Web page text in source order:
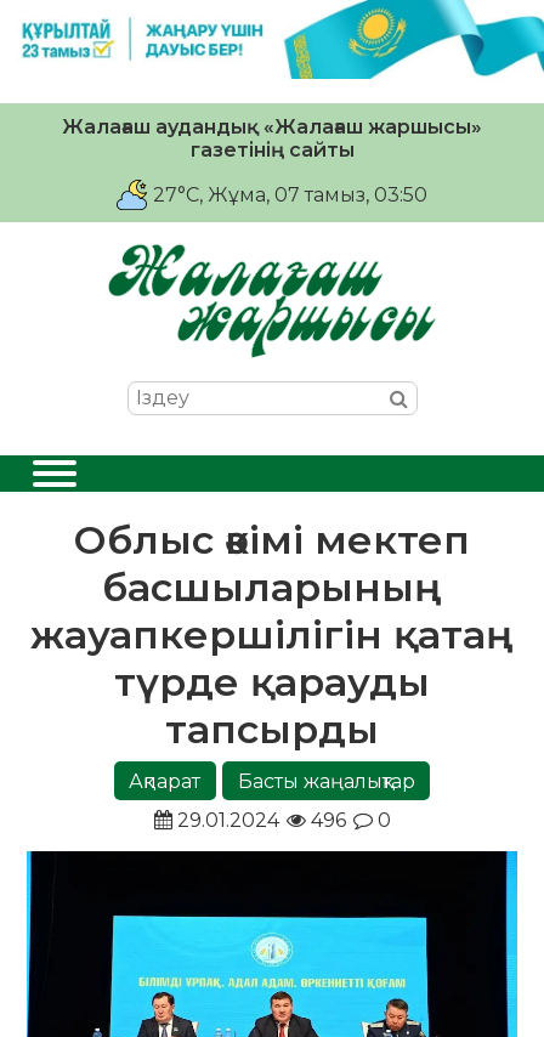
Жалағаш аудандық «Жалағаш жаршысы»
газетінің сайты
27°C, Жұма, 07 тамыз, 03:50
Облыс әкімі мектеп
басшыларының
жауапкершілігін қатаң
түрде қарауды
тапсырды
Ақпарат
Басты жаңалықтар
29.01.2024
496 0